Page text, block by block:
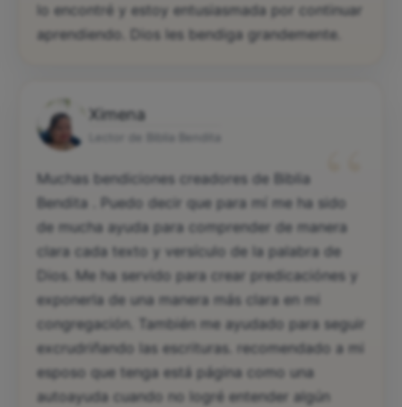
lo encontré y estoy entusiasmada por continuar
aprendiendo. Dios les bendiga grandemente.
Ximena
“
Muchas bendiciones creadores de Biblia
Bendita . Puedo decir que para mí me ha sido
de mucha ayuda para comprender de manera
clara cada texto y versículo de la palabra de
Dios. Me ha servido para crear predicaciónes y
exponerla de una manera más clara en mi
congregación. También me ayudado para seguir
excrudriñando las escrituras. recomendado a mi
esposo que tenga está página como una
autoayuda cuando no logré entender algún